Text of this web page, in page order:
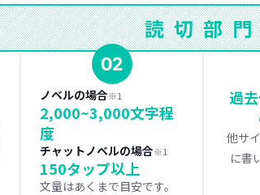
読切部
02
ノベルの場合※1
2,000~3,000文字程
度
チャットノベルの場合※1
150タップ以上
文量はあくまで目安です。
過
他サ
に書